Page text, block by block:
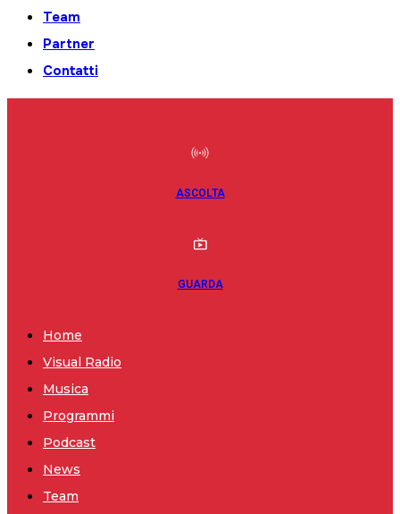
Team
Partner
Contatti
ASCOLTA
GUARDA
Home
Visual Radio
Musica
Programmi
Podcast
News
Team